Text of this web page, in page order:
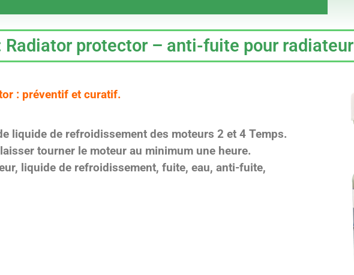
Radiator protector – anti-fuite pour radiateur
: préventif et curatif.
liquide de refroidissement des moteurs 2 et 4 Temps.
tourner le moteur au minimum une heure.
liquide de refroidissement, fuite, eau, anti-fuite,